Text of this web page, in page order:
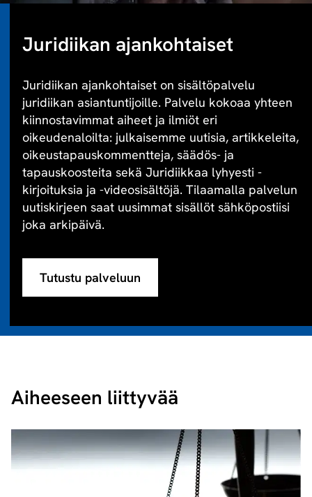
Juridiikan ajankohtaiset
Juridiikan ajankohtaiset on sisältöpalvelu
juridiikan asiantuntijoille. Palvelu kokoaa yhteen
kiinnostavimmat aiheet ja ilmiöt eri
oikeudenaloilta: julkaisemme uutisia, artikkeleita,
oikeustapauskommentteja, säädös- ja
tapauskoosteita sekä Juridiikkaa lyhyesti -
kirjoituksia ja -videosisältöjä. Tilaamalla palvelun
uutiskirjeen saat uusimmat sisällöt sähköpostiisi
joka arkipäivä.
Tutustu palveluun
Aiheeseen liittyvää